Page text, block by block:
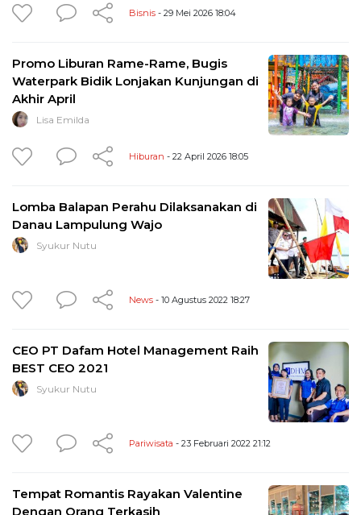
Bisnis - 29 Mei 2026 18:04
Promo Liburan Rame-Rame, Bugis
Waterpark Bidik Lonjakan Kunjungan di
Akhir April
Lisa Emilda
Hiburan - 22 April 2026 18:05
Lomba Balapan Perahu Dilaksanakan di
Danau Lampulung Wajo
Syukur Nutu
News - 10 Agustus 2022 18:27
CEO PT Dafam Hotel Management Raih
BEST CEO 2021
Syukur Nutu
Pariwisata - 23 Februari 2022 21:12
Tempat Romantis Rayakan Valentine
Dengan Orang Terkasih